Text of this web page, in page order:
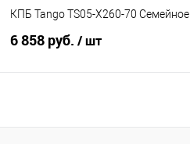
КПБ Tango TS05-X260-70 Семейное
6 858 руб. / шт